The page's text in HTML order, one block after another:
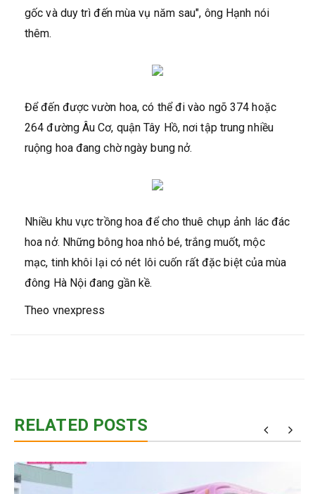
gốc và duy trì đến mùa vụ năm sau", ông Hạnh nói
thêm.
Để đến được vườn hoa, có thể đi vào ngõ 374 hoặc
264 đường Âu Cơ, quận Tây Hồ, nơi tập trung nhiều
ruộng hoa đang chờ ngày bung nở.
Nhiều khu vực trồng hoa để cho thuê chụp ảnh lác đác
hoa nở. Những bông hoa nhỏ bé, trắng muốt, mộc
mạc, tinh khôi lại có nét lôi cuốn rất đặc biệt của mùa
đông Hà Nội đang gần kề.
Theo vnexpress
RELATED POSTS